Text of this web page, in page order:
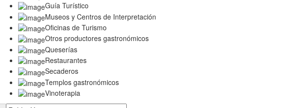
Guía Turístico
Museos y Centros de Interpretación
Oficinas de Turismo
Otros productores gastronómicos
Queserías
Restaurantes
Secaderos
Templos gastronómicos
Vinoterapia